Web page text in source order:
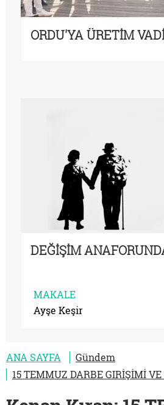
ORDU'YA ÜRETİM
DEĞİŞİM
MAKALE
Ayşe Keşir
ANA SAYFA
Gündem
15 TEMMUZ DARBE GIRİŞİMİ